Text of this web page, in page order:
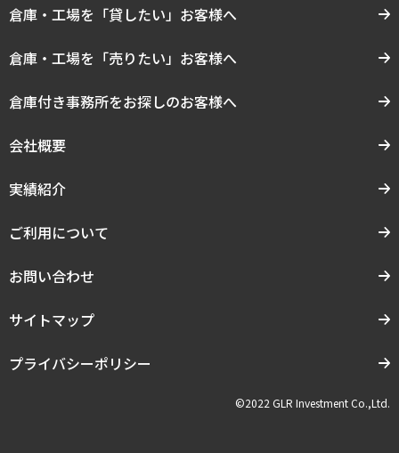
倉庫・工場を「貸したい」お客様へ
倉庫・工場を「売りたい」お客様へ
倉庫付き事務所をお探しのお客様へ
会社概要
実績紹介
ご利用について
お問い合わせ
サイトマップ
プライバシーポリシー
©2022 GLR Investment Co.,Ltd.